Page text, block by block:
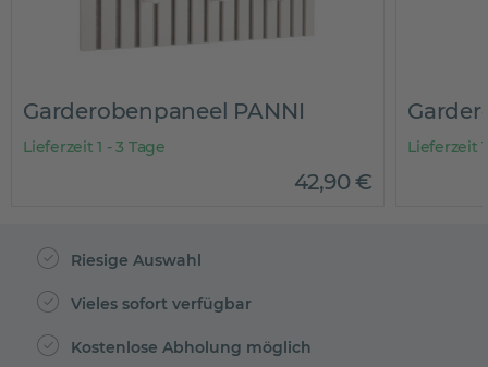
Garderobenpaneel PANNI
Lieferzeit 1 - 3 Tage
42,90€
Lieferzeit
Riesige Auswahl
Vieles sofort verfügbar
Kostenlose Abholung möglich